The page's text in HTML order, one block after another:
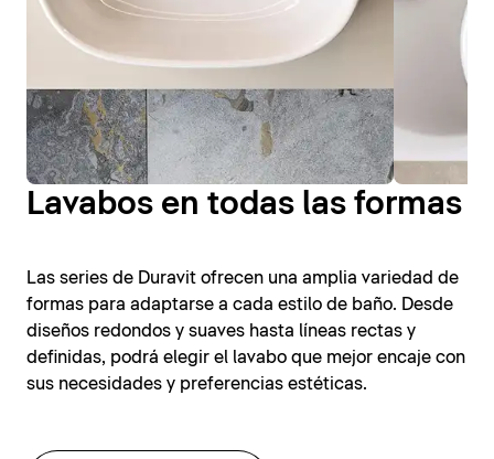
Lavabos en todas las formas
Las series de Duravit ofrecen una amplia variedad de
formas para adaptarse a cada estilo de baño. Desde
diseños redondos y suaves hasta líneas rectas y
definidas, podrá elegir el lavabo que mejor encaje con
sus necesidades y preferencias estéticas.